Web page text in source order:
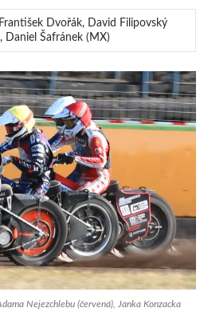
Dvořák, David Filipovský
Daniel Šafránek (MX)
Nejezchlebu (červená), Janka Konzacka